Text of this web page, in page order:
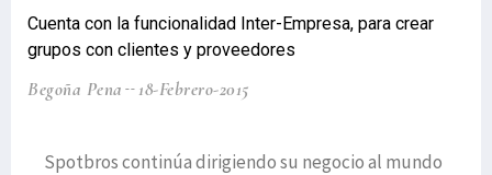
Cuenta con la funcionalidad Inter-Empresa, para crear
grupos con clientes y proveedores
Begoña Pena 18-Febrero-2015
Spotbros continúa dirigiendo su negocio al mundo